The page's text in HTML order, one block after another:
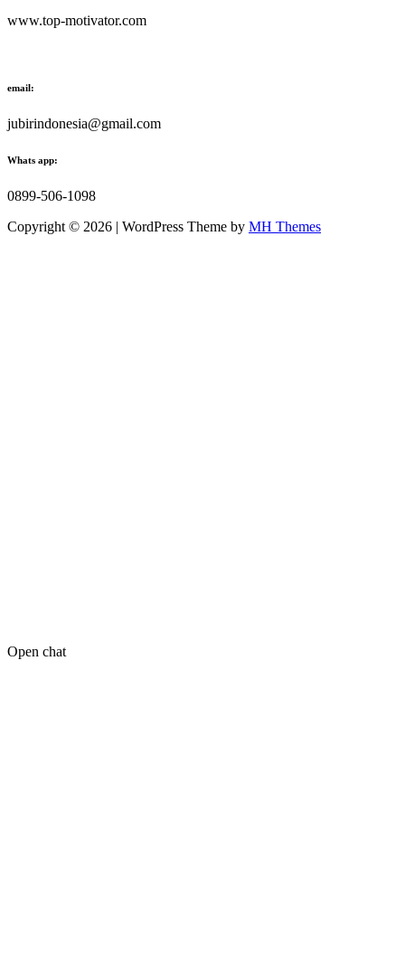
www.top-motivator.com
email:
jubirindonesia@gmail.com
Whats app:
0899-506-1098
Copyright © 2026 | WordPress Theme by MH Themes
Open chat